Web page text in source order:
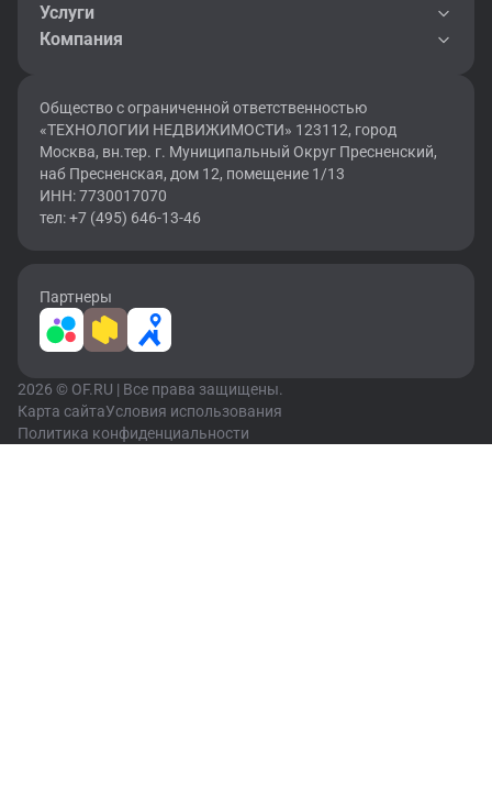
Услуги
Компания
Общество с ограниченной ответственностью
«ТЕХНОЛОГИИ НЕДВИЖИМОСТИ» 123112, город
Москва, вн.тер. г. Муниципальный Округ Пресненский,
наб Пресненская, дом 12, помещение 1/13
ИНН: 7730017070
тел: +7 (495) 646-13-46
Партнеры
2026 © OF.RU | Все права защищены.
Карта сайтаУсловия использования
Политика конфиденциальности